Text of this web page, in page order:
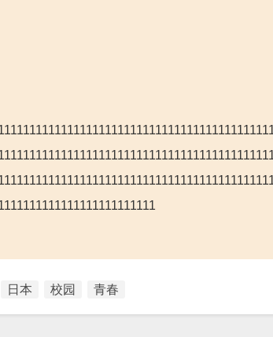
日本 校园 青春